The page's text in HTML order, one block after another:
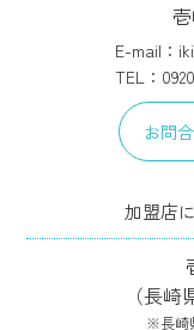
E-mail：
TEL：
お問
加盟店
（長
※長崎